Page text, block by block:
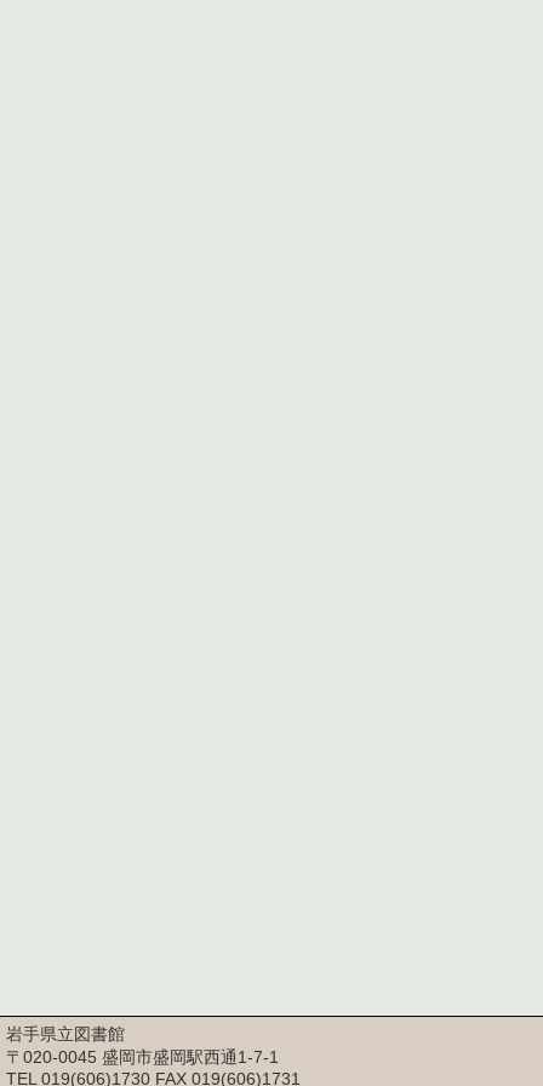
岩手県立図書館
〒020-0045 盛岡市盛岡駅西通1-7-1
TEL 019(606)1730 FAX 019(606)1731